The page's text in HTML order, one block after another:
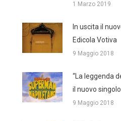
1 Marzo 2019
In uscita il
Edicola Votiva
9 Maggio 2018
“La leggenda
il nuovo
9 Maggio 2018